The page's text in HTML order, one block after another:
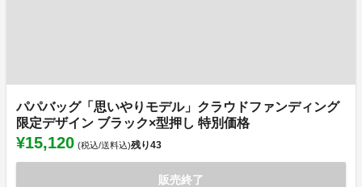
パパバッグ「思いやりモデル」クラウドファンディング
限定デザイン ブラック×型押し 特別価格
¥15,120 (税込/送料込)残り43
販売終了